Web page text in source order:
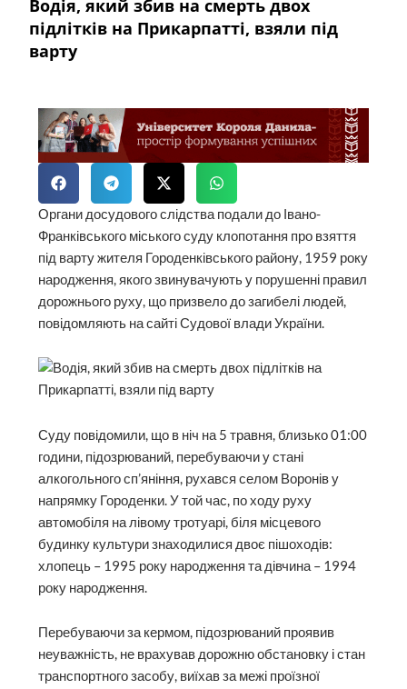
Водія, який збив на смерть двох
підлітків на Прикарпатті, взяли під
варту
Органи досудового слідства подали до Івано-
Франківського міського суду клопотання про взяття
під варту жителя Городенківського району, 1959 року
народження, якого звинувачують у порушенні правил
дорожнього руху, що призвело до загибелі людей,
повідомляють на сайті Судової влади України.
Суду повідомили, що в ніч на 5 травня, близько 01:00
години, підозрюваний, перебуваючи у стані
алкогольного сп’яніння, рухався селом Воронів у
напрямку Городенки. У той час, по ходу руху
автомобіля на лівому тротуарі, біля місцевого
будинку культури знаходилися двоє пішоходів:
хлопець – 1995 року народження та дівчина – 1994
року народження.
Перебуваючи за кермом, підозрюваний проявив
неуважність, не врахував дорожню обстановку і стан
транспортного засобу, виїхав за межі проїзної